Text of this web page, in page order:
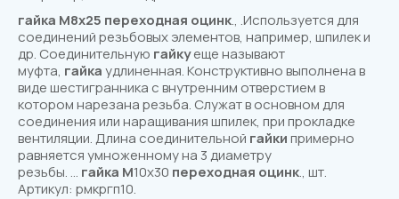
гайка М8х25 переходная оцинк., .Используется для
соединений резьбовых элементов, например, шпилек и
др. Соединительную гайкуеще называют
муфта, гайкаудлиненная. Конструктивно выполнена в
виде шестигранника с внутренним отверстием в
котором нарезана резьба. Служат в основном для
соединения или наращивания шпилек, при прокладке
вентиляции. Длина соединительной гайкипримерно
равняется умноженному на 3 диаметру
резьбы. ... гайка М10х30 переходная оцинк., шт.
Артикул: рмкргп10.